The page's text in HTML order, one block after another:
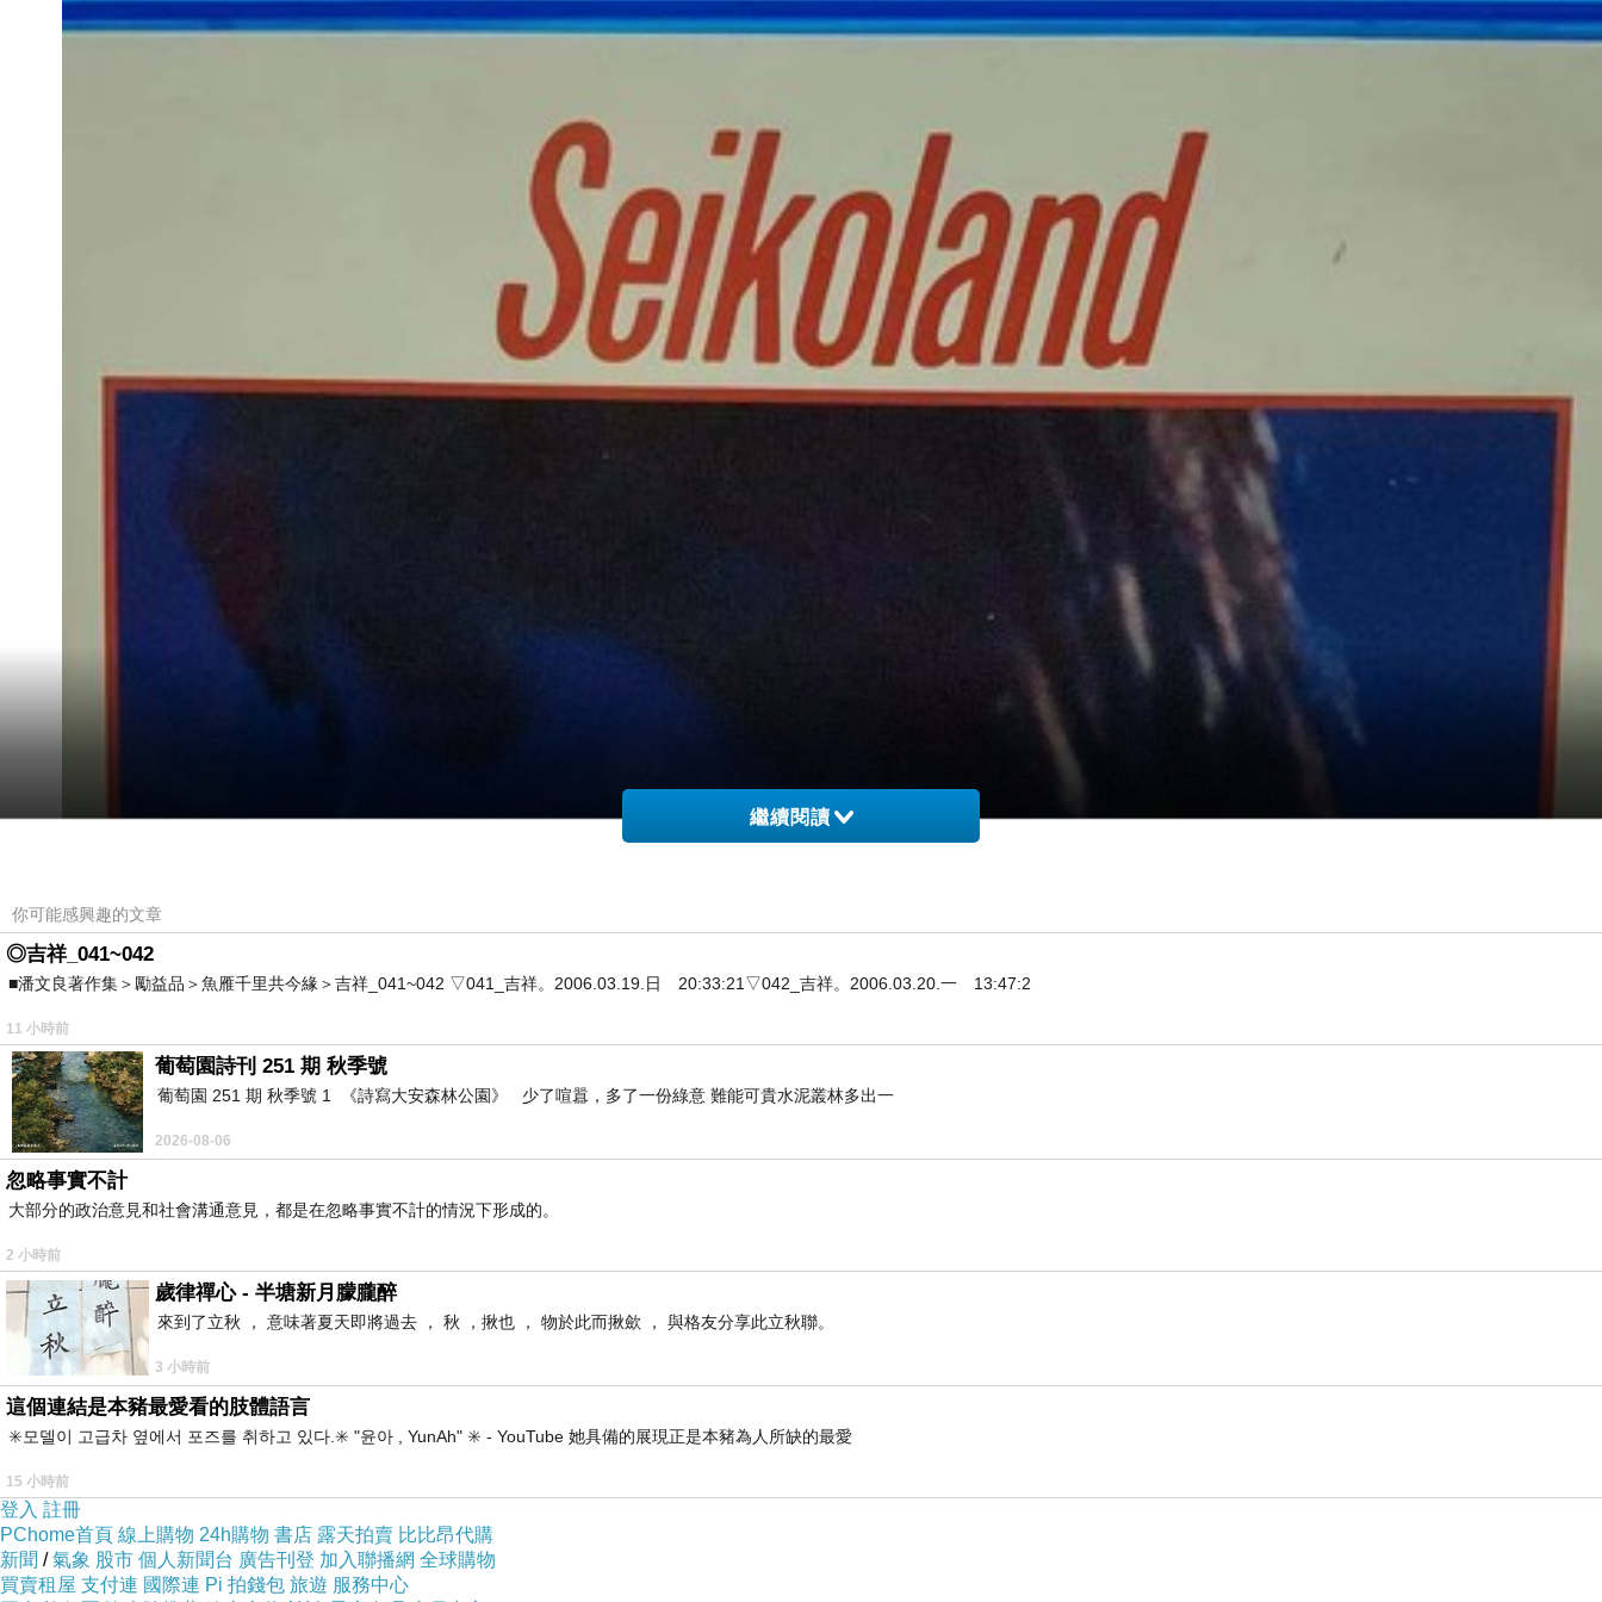
繼續閱讀
你可能感興趣的文章
◎吉祥_041~042
■潘文良著作集＞勵益品＞魚雁千里共今緣＞吉祥_041~042 ▽041_吉祥。2006.03.19.日 20:33:21▽042_吉祥。2006.03.20.一 13:47:2
11 小時前
葡萄園詩刊 251 期 秋季號
葡萄園 251 期 秋季號 1 《詩寫大安森林公園》 少了喧囂，多了一份綠意 難能可貴水泥叢林多出一
2026-08-06
忽略事實不計
大部分的政治意見和社會溝通意見，都是在忽略事實不計的情況下形成的。
2 小時前
歲律禪心 - 半塘新月朦朧醉
來到了立秋 ， 意味著夏天即將過去 ， 秋 ，揪也 ， 物於此而揪歛 ， 與格友分享此立秋聯。
3 小時前
這個連結是本豬最愛看的肢體語言
✳️모델이 고급차 옆에서 포즈를 취하고 있다.✳️ "윤아 , YunAh" ✳️ - YouTube 她具備的展現正是本豬為人所缺的最愛
15 小時前
登入 註冊
PChome首頁 線上購物 24h購物 書店 露天拍賣 比比昂代購
新聞 /氣象 股市 個人新聞台 廣告刊登 加入聯播網 全球購物
買賣租屋 支付連 國際連 Pi 拍錢包 旅遊 服務中心